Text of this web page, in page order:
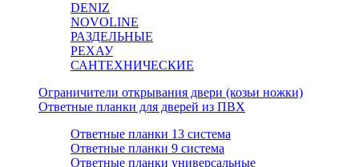
DENIZ
NOVOLINE
РАЗДЕЛЬНЫЕ
РЕХАУ
САНТЕХНИЧЕСКИЕ
Ограничители открывания двери (козьи ножки)
Ответные планки для дверей из ПВХ
Ответные планки 13 система
Ответные планки 9 система
Ответные планки универсальные